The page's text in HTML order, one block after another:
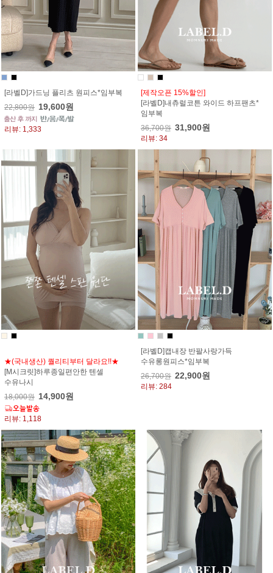
[라벨D]가드닝 플리츠 원피스*임부복
22,800원 19,600원
리뷰: 1,333
[제작오픈 15%할인]
[라벨D]내츄럴코튼 와이드 하프팬츠*
임부복
36,700원 31,900원
리뷰: 34
★(국내생산) 퀄리티부터 달라요!!★
[M시크릿]하루종일편안한 텐셀
수유나시
18,000원 14,900원
리뷰: 1,118
[라벨D]캡내장 반팔사랑가득
수유롱원피스*임부복
26,700원 22,900원
리뷰: 284